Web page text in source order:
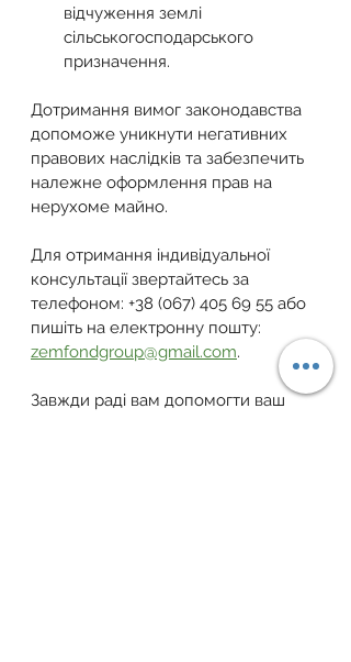
відчуження землі
сільськогосподарського
призначення.
Дотримання вимог законодавства
допоможе уникнути негативних
правових наслідків та забезпечить
належне оформлення прав на
нерухоме майно.
Для отримання індивідуальної
консультації звертайтесь за
телефоном: +38 (067) 405 69 55 або
пишіть на електронну пошту:
zemfondgroup@gmail.com.
Завжди раді вам допомогти ваш